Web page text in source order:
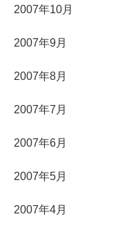
2007年10月
2007年9月
2007年8月
2007年7月
2007年6月
2007年5月
2007年4月